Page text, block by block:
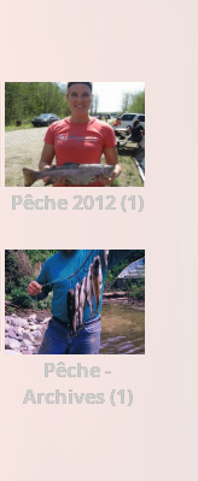
Pêche 2012 (1)
Pêche -
Archives (1)